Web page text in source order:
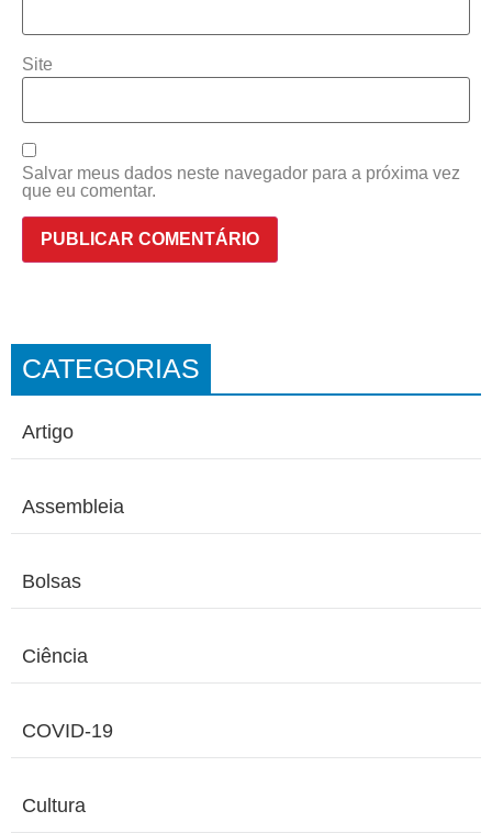
Site
Salvar meus dados neste navegador para a próxima vez
que eu comentar.
CATEGORIAS
Artigo
Assembleia
Bolsas
Ciência
COVID-19
Cultura